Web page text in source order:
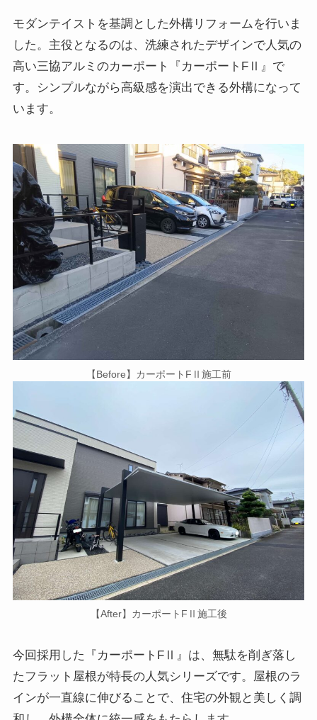
モダンテイストを基調とした外構リフォームを行いま
した。主役となるのは、洗練されたデザインで人気の
高い三協アルミのカーポート『カーポートFⅡ』で
す。シンプルながら高級感を演出できる外構になって
います。
【Before】カーポートFⅡ施工前
【After】カーポートFⅡ施工後
今回採用した『カーポートFⅡ』は、無駄を削ぎ落し
たフラット屋根が特長の人気シリーズです。屋根のラ
インが一直線に伸びることで、住宅の外観と美しく調